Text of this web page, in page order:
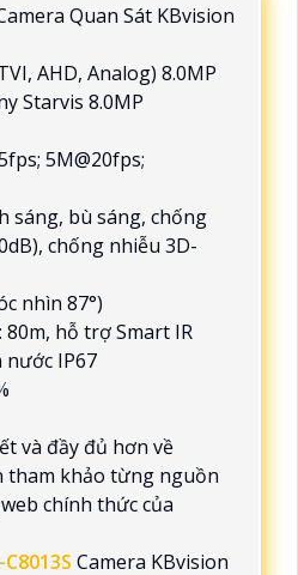
Quan Sát KBvision
AHD, Analog) 8.0MP
Starvis 8.0MP
5M@20fps;
sáng, bù sáng, chống
chống nhiễu 3D-
nhìn 87°)
80m, hỗ trợ Smart IR
nước IP67
và đầy đủ hơn về
tham khảo từng nguồn
chính thức của
C8013S Camera KBvision